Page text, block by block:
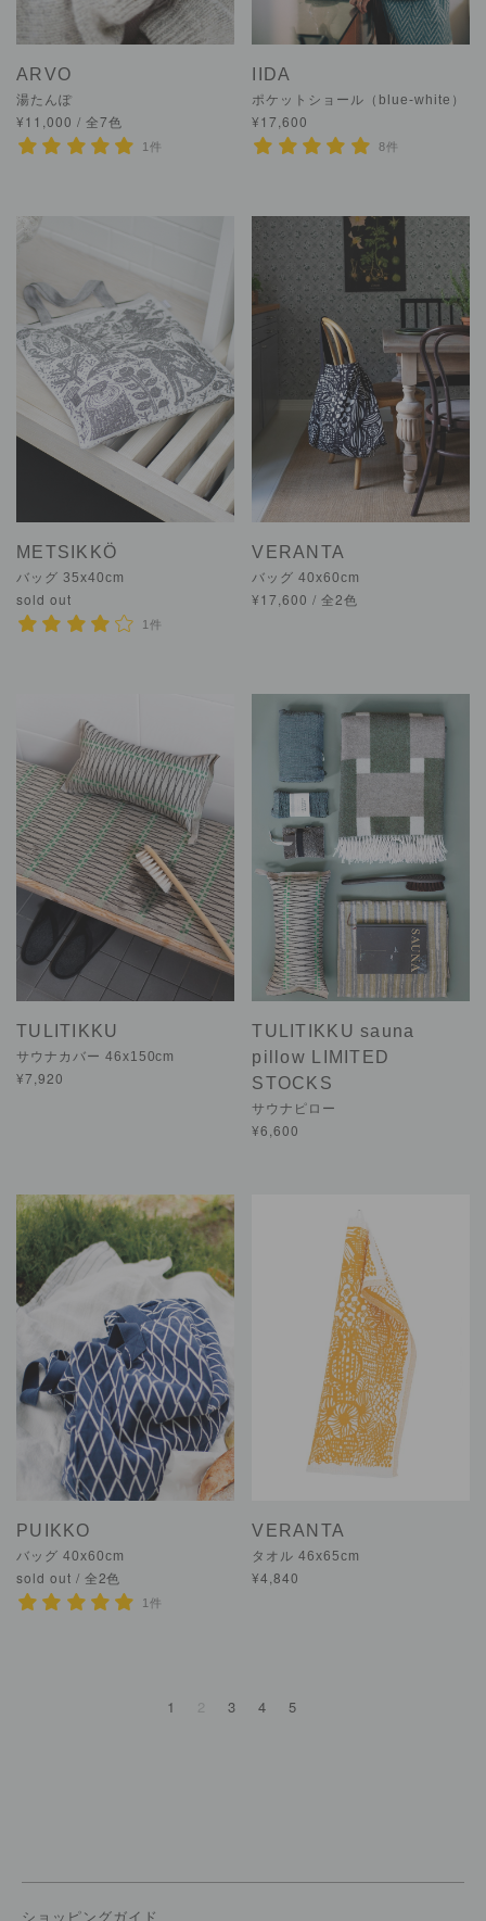
ARVO
湯たんぽ
¥11,000 / 全7色
1件
IIDA
ポケットショール（blue-white）
¥17,600
8件
METSIKKÖ
バッグ 35x40cm
sold out
1件
VERANTA
バッグ 40x60cm
¥17,600 / 全2色
TULITIKKU
サウナカバー 46x150cm
¥7,920
TULITIKKU sauna
pillow LIMITED
STOCKS
サウナピロー
¥6,600
PUIKKO
バッグ 40x60cm
sold out / 全2色
1件
VERANTA
タオル 46x65cm
¥4,840
1 2 3 4 5
ショッピングガイド